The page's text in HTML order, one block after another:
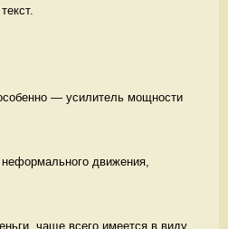
— усилитель мощности
движения,
чаще всего имеется в виду